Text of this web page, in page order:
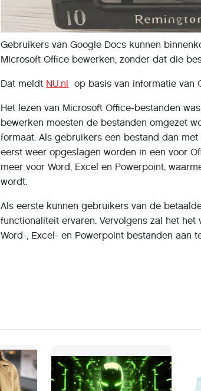
Gebruikers van Google Docs kunnen
Microsoft Office bewerken, zonder dat die
Dat meldt NU.nl op basis van informatie van
Het lezen van Microsoft Office-bestanden
bewerken moesten de bestanden omgezet
formaat. Als gebruikers een bestand dan
eerst weer opgeslagen worden in een voor
meer voor Word, Excel en Powerpoint,
wordt.
Als eerste kunnen gebruikers van de
functionaliteit ervaren. Vervolgens zal het
Word-, Excel- en Powerpoint bestanden aan